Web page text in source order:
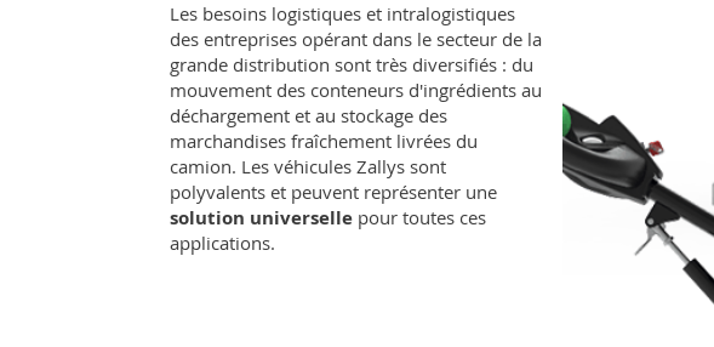
Les besoins logistiques et intralogistiques
des entreprises opérant dans le secteur de la
grande distribution sont très diversifiés : du
mouvement des conteneurs d'ingrédients au
déchargement et au stockage des
marchandises fraîchement livrées du
camion. Les véhicules Zallys sont
polyvalents et peuvent représenter une
solution universellepour toutes ces
applications.